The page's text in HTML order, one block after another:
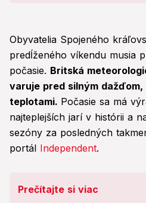
Obyvatelia Spojeného
predĺženého víkendu musia
počasie. Britská
varuje pred silným
teplotami. Počasie sa má
najteplejších jarí v histórii a
sezóny za posledných
portál Independent.
Prečítajte si viac